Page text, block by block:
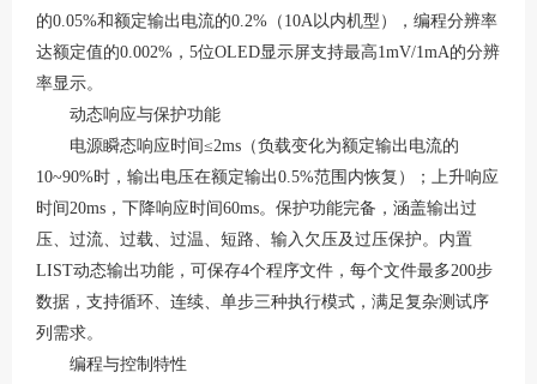
的0.05%和额定输出电流的0.2%（10A以内机型），编程分辨率
达额定值的0.002%，5位OLED显示屏支持最高1mV/1mA的分辨
率显示。
动态响应与保护功能
电源瞬态响应时间≤2ms（负载变化为额定输出电流的
10~90%时，输出电压在额定输出0.5%范围内恢复）；上升响应
时间20ms，下降响应时间60ms。保护功能完备，涵盖输出过
压、过流、过载、过温、短路、输入欠压及过压保护。内置
LIST动态输出功能，可保存4个程序文件，每个文件最多200步
数据，支持循环、连续、单步三种执行模式，满足复杂测试序
列需求。
编程与控制特性